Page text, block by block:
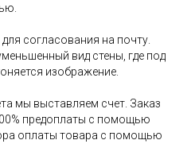
согласования на почту.
вид стены, где под
изображение.
мы выставляем счет. Заказ
предоплаты с помощью
оплаты товара с помощью